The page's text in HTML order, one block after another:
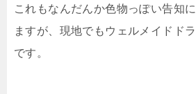
これもなんだんか色物っぽい告知
ますが、現地でもウェルメイドド
です。